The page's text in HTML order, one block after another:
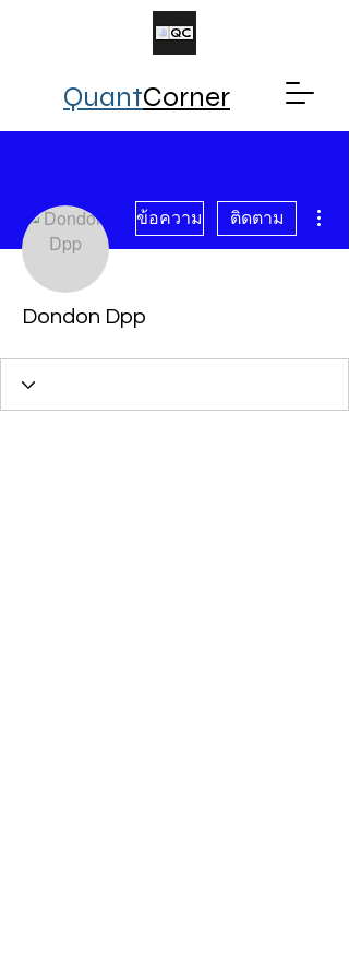
QuantCorner
ข้อความ ติดตาม
Dondon Dpp